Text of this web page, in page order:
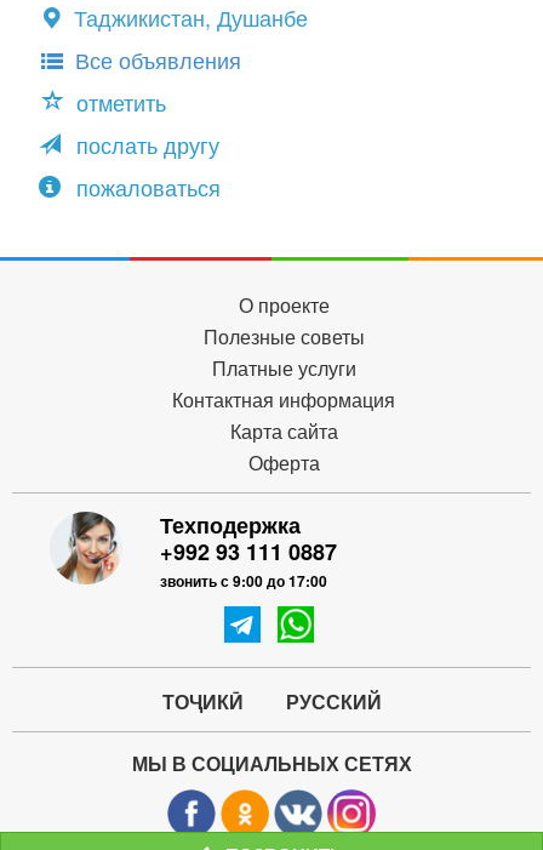
Таджикистан, Душанбе
Все объявления
отметить
послать другу
пожаловаться
О проекте
Полезные советы
Платные услуги
Контактная информация
Карта сайта
Оферта
Техподержка
+992 93 111 0887
звонить с 9:00 до 17:00
ТОҶИКӢ РУССКИЙ
МЫ В СОЦИАЛЬНЫХ СЕТЯХ